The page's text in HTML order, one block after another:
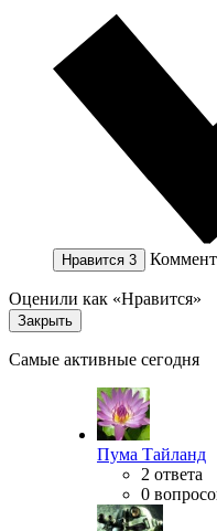
Нравится 3
Оценили как «Нравится»
Закрыть
Самые активные сегодня
Пума Тайланд
2 ответа
0